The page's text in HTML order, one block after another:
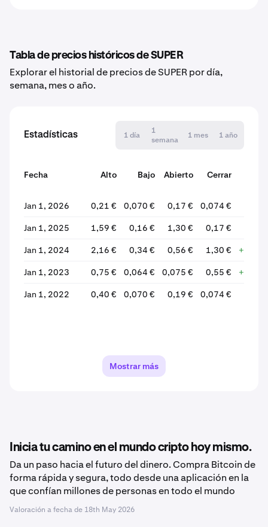
Tabla de precios históricos de SUPER
Explorar el historial de precios de SUPER por día,
semana, mes o año.
Estadísticas 1 día
1
semana
1 mes 1 año
Fecha Alto Bajo Abierto Cerrar
Jan 1, 2026
0,21 € 0,070 € 0,17 € 0,074 €
Jan 1, 2025 1,59 € 0,16 € 1,30 € 0,17 €
Jan 1, 2024 2,16 € 0,34 € 0,56 € 1,30 €
Jan 1, 2023 0,75 € 0,064 € 0,075 € 0,55 €
Jan 1, 2022 0,40 € 0,070 € 0,19 € 0,074 €
Mostrar más
Inicia tu camino en el mundo cripto hoy mismo.
Da un paso hacia el futuro del dinero. Compra Bitcoin de
forma rápida y segura, todo desde una aplicación en la
que confían millones de personas en todo el mundo
Valoración a fecha de 18th May 2026